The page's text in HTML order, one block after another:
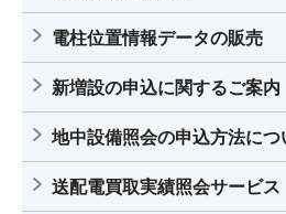
電柱位置情報データの販売
新増設の申込に関するご案内
地中設備照会の申込方法につ
送配電買取実績照会サービス